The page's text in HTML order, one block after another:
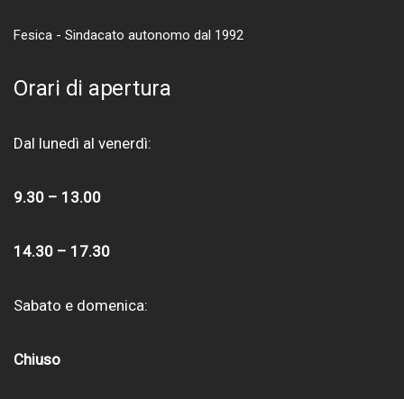
Fesica - Sindacato autonomo dal 1992
Orari di apertura
Dal lunedì al venerdì:
9.30 – 13.00
14.30 – 17.30
Sabato e domenica:
Chiuso